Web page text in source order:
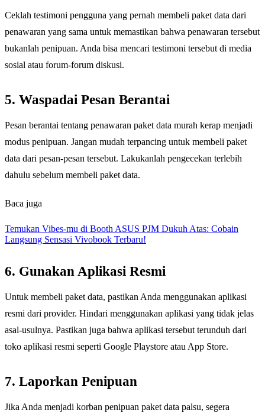
Ceklah testimoni pengguna yang pernah membeli paket data dari
penawaran yang sama untuk memastikan bahwa penawaran tersebut
bukanlah penipuan. Anda bisa mencari testimoni tersebut di media
sosial atau forum-forum diskusi.
5. Waspadai Pesan Berantai
Pesan berantai tentang penawaran paket data murah kerap menjadi
modus penipuan. Jangan mudah terpancing untuk membeli paket
data dari pesan-pesan tersebut. Lakukanlah pengecekan terlebih
dahulu sebelum membeli paket data.
Baca juga
Temukan Vibes-mu di Booth ASUS PJM Dukuh Atas: Cobain
Langsung Sensasi Vivobook Terbaru!
6. Gunakan Aplikasi Resmi
Untuk membeli paket data, pastikan Anda menggunakan aplikasi
resmi dari provider. Hindari menggunakan aplikasi yang tidak jelas
asal-usulnya. Pastikan juga bahwa aplikasi tersebut terunduh dari
toko aplikasi resmi seperti Google Playstore atau App Store.
7. Laporkan Penipuan
Jika Anda menjadi korban penipuan paket data palsu, segera